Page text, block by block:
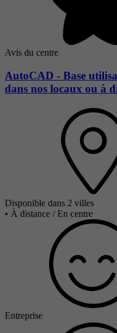
Avis du centre
AutoCAD - Base
dans nos locaux ou à
Disponible dans 2 villes
• À distance / En centre
Entreprise